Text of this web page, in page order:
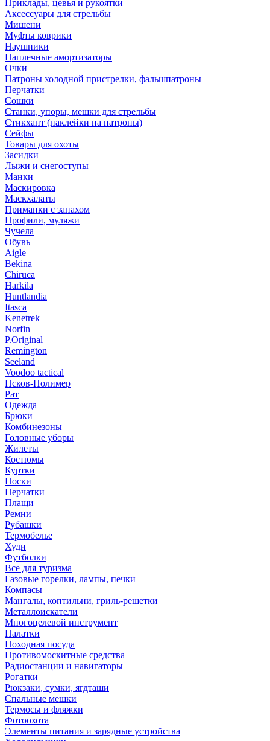
Приклады, цевья и рукоятки
Аксессуары для стрельбы
Мишени
Муфты коврики
Наушники
Наплечные амортизаторы
Очки
Патроны холодной пристрелки, фальшпатроны
Перчатки
Сошки
Станки, упоры, мешки для стрельбы
Стикхант (наклейки на патроны)
Сейфы
Товары для охоты
Засидки
Лыжи и снегоступы
Манки
Маскировка
Маскхалаты
Приманки с запахом
Профили, муляжи
Чучела
Обувь
Aigle
Bekina
Chiruсa
Harkila
Huntlandia
Itasca
Kenetrek
Norfin
P.Original
Remington
Seeland
Voodoo tactical
Псков-Полимер
Рат
Одежда
Брюки
Комбинезоны
Головные уборы
Жилеты
Костюмы
Куртки
Носки
Перчатки
Плащи
Ремни
Рубашки
Термобелье
Худи
Футболки
Все для туризма
Газовые горелки, лампы, печки
Компасы
Мангалы, коптильни, гриль-решетки
Металлоискатели
Многоцелевой инструмент
Палатки
Походная посуда
Противомоскитные средства
Радиостанции и навигаторы
Рогатки
Рюкзаки, сумки, ягдташи
Спальные мешки
Термосы и фляжки
Фотоохота
Элементы питания и зарядные устройства